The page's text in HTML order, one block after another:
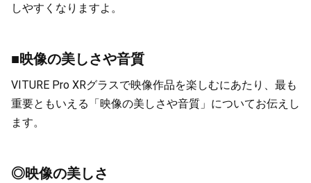
しやすくなりますよ。
■映像の美しさや音質
VITURE Pro XRグラスで映像作品を楽しむにあたり、最も
重要ともいえる「映像の美しさや音質」についてお伝えし
ます。
◎映像の美しさ